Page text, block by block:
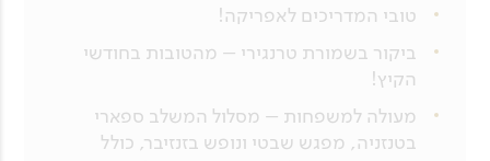
טובי המדריכים לאפריקה!
ביקור בשמורת טרנגירי – מהטובות בחודשי
הקיץ!
מעולה למשפחות – מסלול המשלב ספארי
בטנזניה, מפגש שבטי ונופש בזנזיבר, כולל